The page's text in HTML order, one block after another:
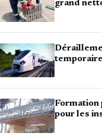
grand
Formation
pour les